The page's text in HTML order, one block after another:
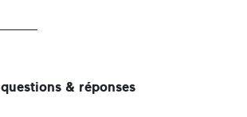
& réponses